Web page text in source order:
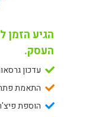
הגיע הזמן
העסק.
עדכון
התאמת
הוספת